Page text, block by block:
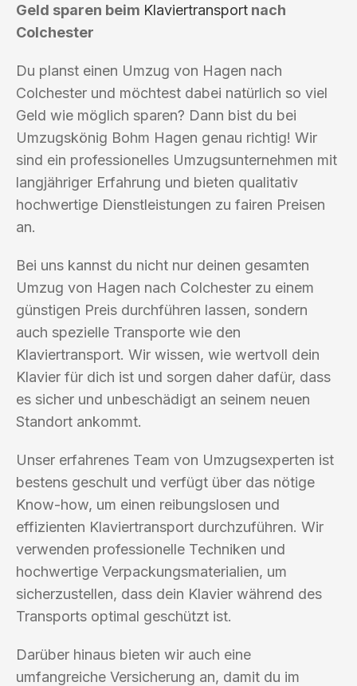
Geld sparen beim Klaviertransport nach
Colchester
Du planst einen Umzug von Hagen nach
Colchester und möchtest dabei natürlich so viel
Geld wie möglich sparen? Dann bist du bei
Umzugskönig Bohm Hagen genau richtig! Wir
sind ein professionelles Umzugsunternehmen mit
langjähriger Erfahrung und bieten qualitativ
hochwertige Dienstleistungen zu fairen Preisen
an.
Bei uns kannst du nicht nur deinen gesamten
Umzug von Hagen nach Colchester zu einem
günstigen Preis durchführen lassen, sondern
auch spezielle Transporte wie den
Klaviertransport. Wir wissen, wie wertvoll dein
Klavier für dich ist und sorgen daher dafür, dass
es sicher und unbeschädigt an seinem neuen
Standort ankommt.
Unser erfahrenes Team von Umzugsexperten ist
bestens geschult und verfügt über das nötige
Know-how, um einen reibungslosen und
effizienten Klaviertransport durchzuführen. Wir
verwenden professionelle Techniken und
hochwertige Verpackungsmaterialien, um
sicherzustellen, dass dein Klavier während des
Transports optimal geschützt ist.
Darüber hinaus bieten wir auch eine
umfangreiche Versicherung an, damit du im